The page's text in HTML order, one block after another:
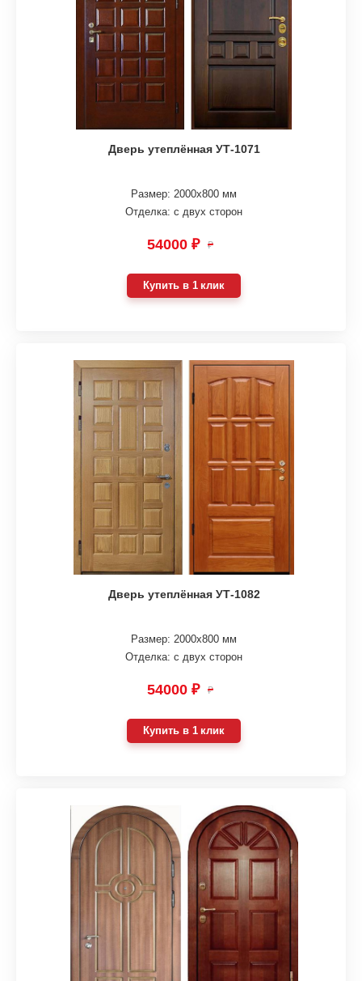
Дверь утеплённая УТ-1071
Размер: 2000х800 мм
Отделка: с двух сторон
54000 ₽ ₽
Купить в 1 клик
Дверь утеплённая УТ-1082
Размер: 2000х800 мм
Отделка: с двух сторон
54000 ₽ ₽
Купить в 1 клик